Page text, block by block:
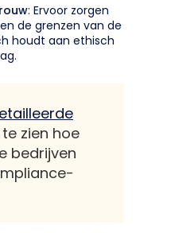
: Ervoor zorgen
de grenzen van de
houdt aan ethisch
zien hoe
bedrijven